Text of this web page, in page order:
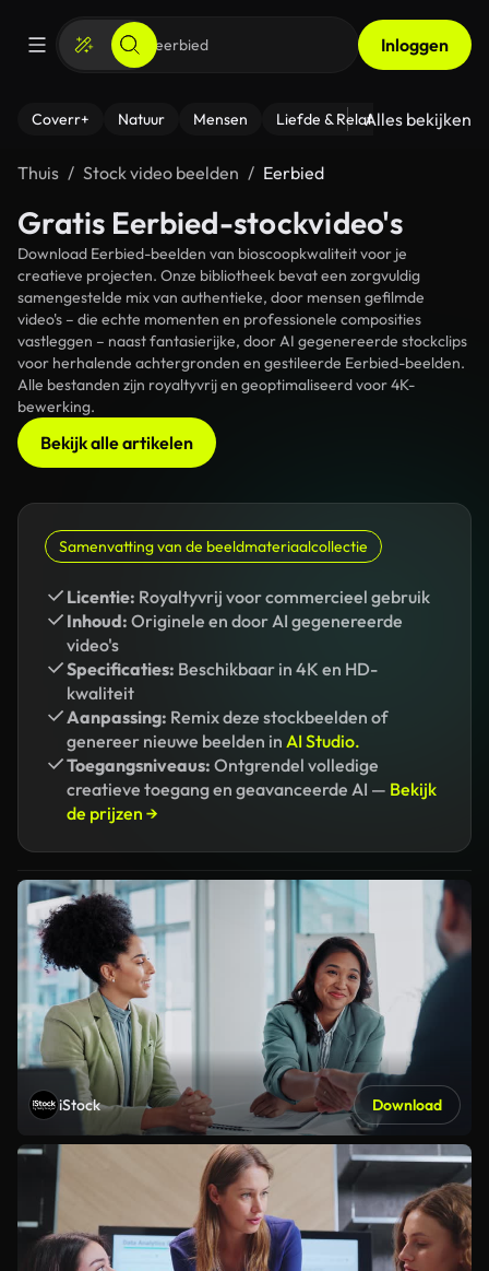
Inloggen
Coverr+ Natuur Mensen Liefde & Relaties - Fitness
Alles bekijken
Thuis Stock video beelden Eerbied
Gratis Eerbied-stockvideo's
Download Eerbied-beelden van bioscoopkwaliteit voor je
creatieve projecten. Onze bibliotheek bevat een zorgvuldig
samengestelde mix van authentieke, door mensen gefilmde
video's – die echte momenten en professionele composities
vastleggen – naast fantasierijke, door AI gegenereerde stockclips
voor herhalende achtergronden en gestileerde Eerbied-beelden.
Alle bestanden zijn royaltyvrij en geoptimaliseerd voor 4K-
bewerking.
Bekijk alle artikelen
Samenvatting van de beeldmateriaalcollectie
Licentie: Royaltyvrij voor commercieel gebruik
Inhoud: Originele en door AI gegenereerde
video's
Specificaties: Beschikbaar in 4K en HD-
kwaliteit
Aanpassing: Remix deze stockbeelden of
genereer nieuwe beelden in AI Studio.
Toegangsniveaus: Ontgrendel volledige
creatieve toegang en geavanceerde AI — Bekijk
de prijzen →
iStock Download